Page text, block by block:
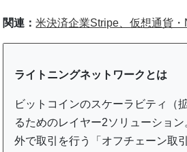
関連：米決済企業Stripe、仮想通貨
ライトニングネットワークとは
ビットコインのスケーラビティ（
るためのレイヤー2ソリューショ
外で取引を行う「オフチェーン取